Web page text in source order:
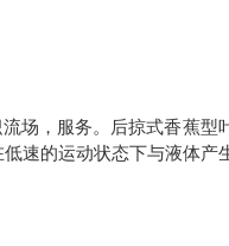
场，服务。后掠式香蕉型
速的运动状态下与液体产